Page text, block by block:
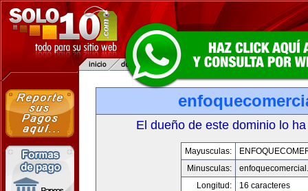
El dueño de este dominio lo
Mayusculas:
Minusculas:
Longitud:
16 caracteres